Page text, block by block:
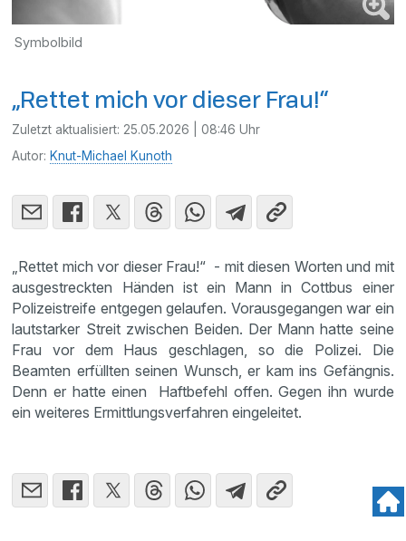
Symbolbild
„Rettet mich vor dieser Frau!“
Zuletzt aktualisiert: 25.05.2026 | 08:46 Uhr
Autor: Knut-Michael Kunoth
„Rettet mich vor dieser Frau!“ - mit diesen Worten und mit
ausgestreckten Händen ist ein Mann in Cottbus einer
Polizeistreife entgegen gelaufen. Vorausgegangen war ein
lautstarker Streit zwischen Beiden. Der Mann hatte seine
Frau vor dem Haus geschlagen, so die Polizei. Die
Beamten erfüllten seinen Wunsch, er kam ins Gefängnis.
Denn er hatte einen Haftbefehl offen. Gegen ihn wurde
ein weiteres Ermittlungsverfahren eingeleitet.